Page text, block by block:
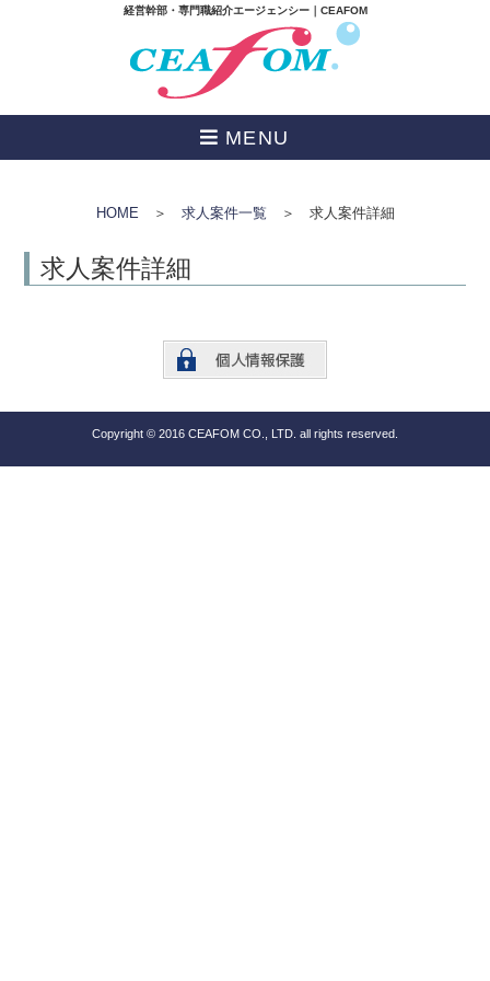
経営幹部・専門職紹介エージェンシー｜CEAFOM
MENU
HOME ＞ 求人案件一覧 ＞ 求人案件詳細
求人案件詳細
Copyright © 2016 CEAFOM CO., LTD. all rights reserved.